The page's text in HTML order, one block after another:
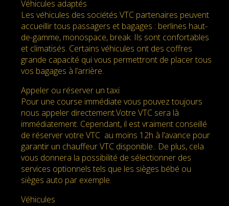
Véhicules adaptés
Les véhicules des sociétés VTC partenaires peuvent
accueillir tous passagers et bagages : berlines haut-
de-gamme, monospace, break. Ils sont confortables
et climatisés. Certains véhicules ont des coffres
grande capacité qui vous permettront de placer tous
vos bagages à l’arrière.
Appeler ou réserver un taxi
Pour une course immédiate vous pouvez toujours
nous appeler directement.Votre VTC sera là
immédiatement. Cependant, il est vraiment conseillé
de réserver votre VTC au moins 12h à l’avance pour
garantir un chauffeur VTC disponible.. De plus, cela
vous donnera la possibilité de sélectionner des
services optionnels tels que les sièges bébé ou
sièges auto par exemple.
Véhicules